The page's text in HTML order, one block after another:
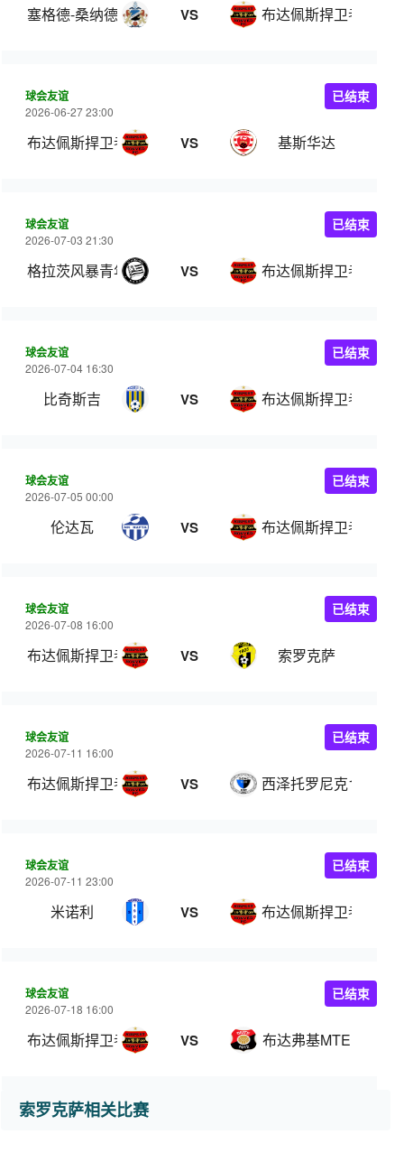
塞格德-桑纳德 U19 VS 布达佩斯捍卫者U19
球会友谊
2026-06-27 23:00
布达佩斯捍卫者 VS 基斯华达
已结束
球会友谊
2026-07-03 21:30
格拉茨风暴青年队 VS 布达佩斯捍卫者
已结束
球会友谊
2026-07-04 16:30
比奇斯吉 VS 布达佩斯捍卫者B队
已结束
球会友谊
2026-07-05 00:00
伦达瓦 VS 布达佩斯捍卫者
已结束
球会友谊
2026-07-08 16:00
布达佩斯捍卫者 VS 索罗克萨
已结束
球会友谊
2026-07-11 16:00
布达佩斯捍卫者B队 VS 西泽托罗尼克1908
已结束
球会友谊
2026-07-11 23:00
米诺利 VS 布达佩斯捍卫者
已结束
球会友谊
2026-07-18 16:00
布达佩斯捍卫者B队 VS 布达弗基MTE
已结束
索罗克萨相关比赛